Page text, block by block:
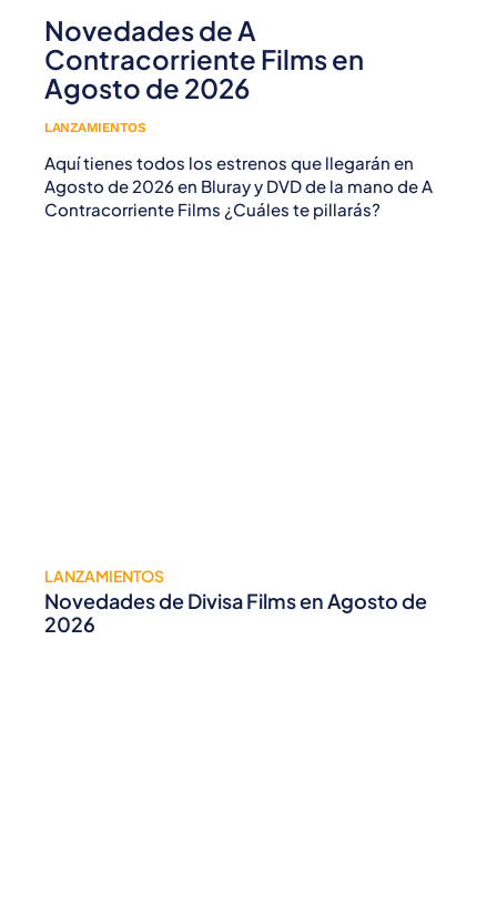
Novedades de A
Contracorriente Films en
Agosto de 2026
LANZAMIENTOS
Aquí tienes todos los estrenos que llegarán en
Agosto de 2026 en Bluray y DVD de la mano de A
Contracorriente Films ¿Cuáles te pillarás?
LANZAMIENTOS
Novedades de Divisa Films en Agosto de
2026